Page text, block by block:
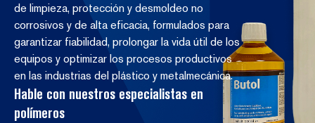
de limpieza, protección y desmoldeo no
corrosivos y de alta eficacia, formulados para
garantizar fiabilidad, prolongar la vida útil de los
equipos y optimizar los procesos productivos
en las industrias del plástico y metalmecánica.
Hable con nuestros especialistas en
polímeros